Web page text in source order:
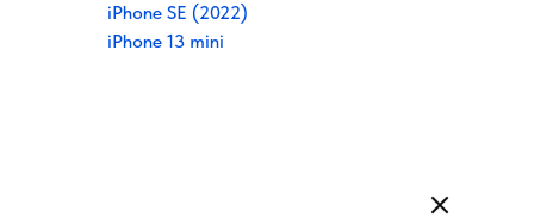
iPhone SE (2022)
iPhone 13 mini